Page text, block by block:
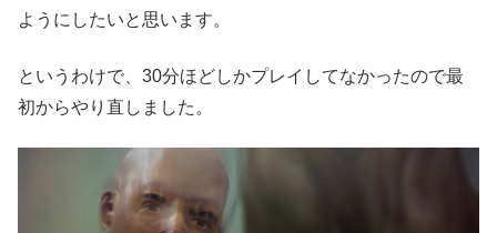
ようにしたいと思います。
というわけで、30分ほどしかプレイしてなかったので最
初からやり直しました。